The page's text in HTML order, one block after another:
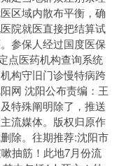
区域内散布平衡，确
院就医直接把结算试
参保人经过国度医保
点医药机构查询系统
构守旧门诊慢特病跨
网 沈阳公布责编：王
特殊阐明除了，推送
流媒体。版权归原作
除。往期推荐:沈阳市
抽筋！此地7月份流